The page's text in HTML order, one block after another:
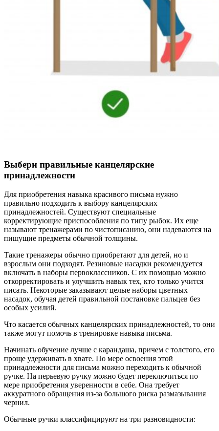
Выбери правильные канцелярские
принадлежности
Для приобретения навыка красивого письма нужно
правильно подходить к выбору канцелярских
принадлежностей. Существуют специальные
корректирующие приспособления по типу рыбок. Их еще
называют тренажерами по чистописанию, они надеваются на
пишущие предметы обычной толщины.
Такие тренажеры обычно приобретают для детей, но и
взрослым они подходят. Резиновые насадки рекомендуется
включать в наборы первоклассников. С их помощью можно
откорректировать и улучшить навык тех, кто только учится
писать. Некоторые заказывают целые наборы цветных
насадок, обучая детей правильной постановке пальцев без
особых усилий.
Что касается обычных канцелярских принадлежностей, то они
также могут помочь в тренировке навыка письма.
Начинать обучение лучше с карандаша, причем с толстого, его
проще удерживать в хвате. По мере освоения этой
принадлежности для письма можно переходить к обычной
ручке. На перьевую ручку можно будет переключиться по
мере приобретения уверенности в себе. Она требует
аккуратного обращения из-за большого риска размазывания
чернил.
Обычные ручки классифицируют на три разновидности: